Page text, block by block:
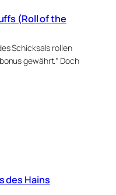
(Roll of the
Schicksals rollen
gewährt.“ Doch
des Hains